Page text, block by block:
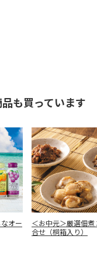
も買っています
オー
＜お中元＞厳選佃煮
合せ（桐箱入り）